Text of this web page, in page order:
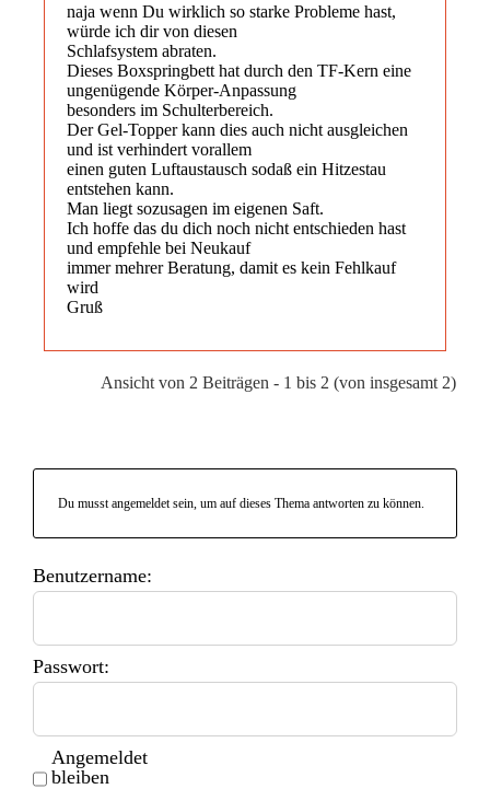
naja wenn Du wirklich so starke Probleme hast,
würde ich dir von diesen
Schlafsystem abraten.
Dieses Boxspringbett hat durch den TF-Kern eine
ungenügende Körper-Anpassung
besonders im Schulterbereich.
Der Gel-Topper kann dies auch nicht ausgleichen
und ist verhindert vorallem
einen guten Luftaustausch sodaß ein Hitzestau
entstehen kann.
Man liegt sozusagen im eigenen Saft.
Ich hoffe das du dich noch nicht entschieden hast
und empfehle bei Neukauf
immer mehrer Beratung, damit es kein Fehlkauf
wird
Gruß
Ansicht von 2 Beiträgen - 1 bis 2 (von insgesamt 2)
Du musst angemeldet sein, um auf dieses Thema antworten zu können.
Benutzername:
Passwort:
Angemeldet
bleiben